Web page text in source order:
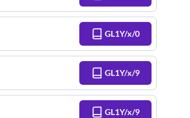
GL1Y/x/0
GL1Y/x/9
GL1Y/x/9